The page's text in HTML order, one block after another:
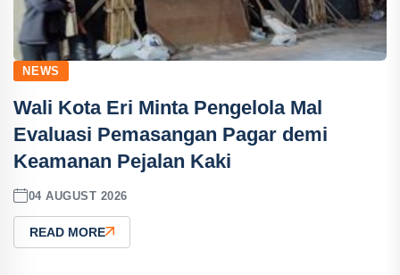
NEWS
Wali Kota Eri Minta Pengelola Mal
Evaluasi Pemasangan Pagar demi
Keamanan Pejalan Kaki
04 AUGUST 2026
READ MORE